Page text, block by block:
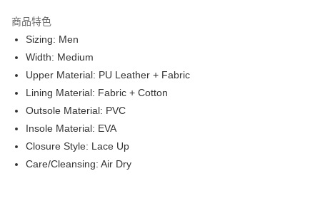
僅支援 Maybank、 CIMB Bank、Public Bank、RHB Bank、Hong Leong
Bank、Bank Islam、AmBank、BSN Bank
Touch 'n Go
Boost
GrabPay
運送方式
商品特色
Sizing: Men
Width: Medium
Upper Material: PU Leather + Fabric
Lining Material: Fabric + Cotton
Outsole Material: PVC
Insole Material: EVA
Closure Style: Lace Up
Care/Cleansing: Air Dry